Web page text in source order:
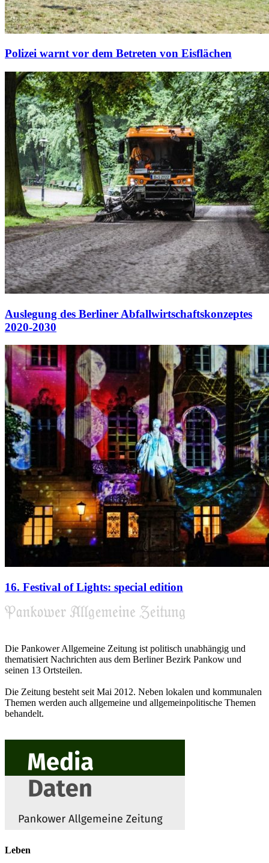
Polizei warnt vor dem Betreten von Eisflächen
Auslegung des Berliner Abfallwirtschaftskonzeptes
2020-2030
16. Festival of Lights: special edition
Die Pankower Allgemeine Zeitung ist politisch unabhängig und
thematisiert Nachrichten aus dem Berliner Bezirk Pankow und
seinen 13 Ortsteilen.
Die Zeitung besteht seit Mai 2012. Neben lokalen und kommunalen
Themen werden auch allgemeine und allgemeinpolitische Themen
behandelt.
Leben